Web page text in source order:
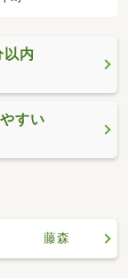
内
すい
藤森